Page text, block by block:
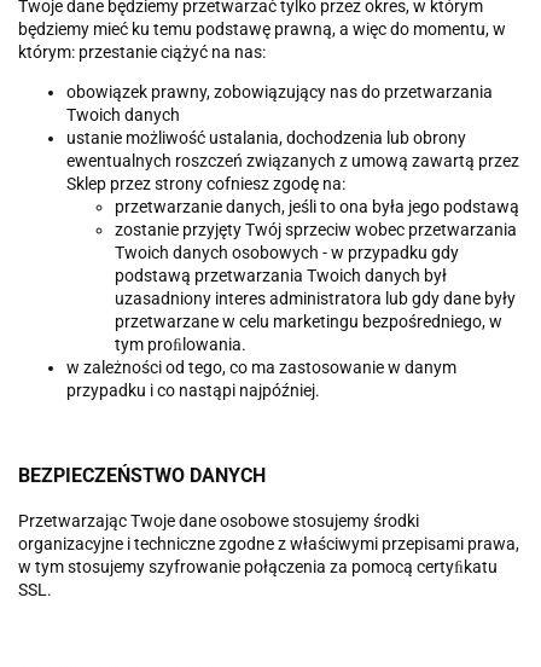
Twoje dane będziemy przetwarzać tylko przez okres, w którym
będziemy mieć ku temu podstawę prawną, a więc do momentu, w
którym: przestanie ciążyć na nas:
obowiązek prawny, zobowiązujący nas do przetwarzania
Twoich danych
ustanie możliwość ustalania, dochodzenia lub obrony
ewentualnych roszczeń związanych z umową zawartą przez
Sklep przez strony cofniesz zgodę na:
przetwarzanie danych, jeśli to ona była jego podstawą
zostanie przyjęty Twój sprzeciw wobec przetwarzania
Twoich danych osobowych - w przypadku gdy
podstawą przetwarzania Twoich danych był
uzasadniony interes administratora lub gdy dane były
przetwarzane w celu marketingu bezpośredniego, w
tym proﬁlowania.
w zależności od tego, co ma zastosowanie w danym
przypadku i co nastąpi najpóźniej.
BEZPIECZEŃSTWO DANYCH
Przetwarzając Twoje dane osobowe stosujemy środki
organizacyjne i techniczne zgodne z właściwymi przepisami prawa,
w tym stosujemy szyfrowanie połączenia za pomocą certyﬁkatu
SSL.